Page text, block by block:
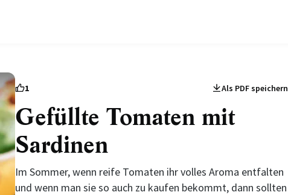
1 Als PDF speichern
Gefüllte Tomaten mit
Sardinen
Im Sommer, wenn reife Tomaten ihr volles Aroma entfalten
und wenn man sie so auch zu kaufen bekommt, dann sollten